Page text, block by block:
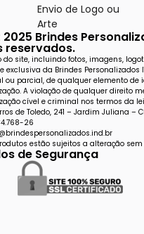
Envio de Logo ou
Arte
Brindes
reservados.
do site, incluindo fotos, imagens,
exclusiva da Brindes Personalizados
ou parcial, de qualquer elemento de
A violação de qualquer direito
cível e criminal nos termos da
de Toledo, 241 – Jardim Juliana –
26
estão sujeitos a alteração
de Segurança